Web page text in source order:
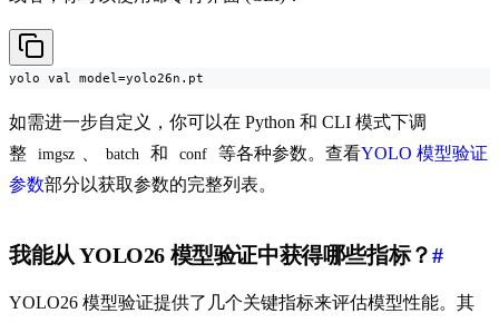
yolo val model=yolo26n.pt
如需进一步自定义，你可以在 Python 和 CLI 模式下调
整
imgsz batch 和 conf 等各种参数。查看YOLO 模型验证
参数部分以获取参数的完整列表。
我能从 YOLO26 模型验证中获得哪些指标？#
YOLO26 模型验证提供了几个关键指标来评估模型性能。其